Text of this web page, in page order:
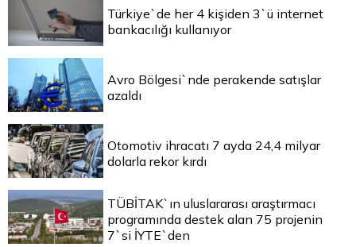
Türkiye`de her 4 kişiden 3`ü internet
bankacılığı kullanıyor
Avro Bölgesi`nde perakende satışlar
azaldı
Otomotiv ihracatı 7 ayda 24,4 milyar
dolarla rekor kırdı
TÜBİTAK`ın uluslararası araştırmacı
programında destek alan 75 projenin
7`si İYTE`den